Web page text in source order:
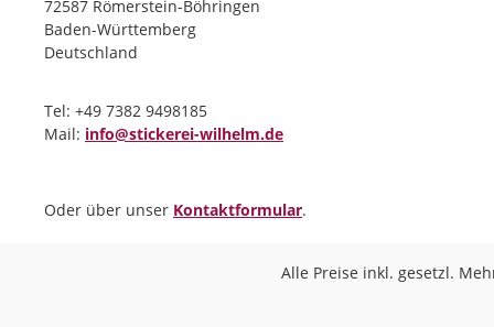
72587 Römerstein-Böhringen
Baden-Württemberg
Deutschland
Tel: +49 7382 9498185
Mail: info@stickerei-wilhelm.de
Oder über unser Kontaktformular.
Alle Preise inkl. gesetzl.